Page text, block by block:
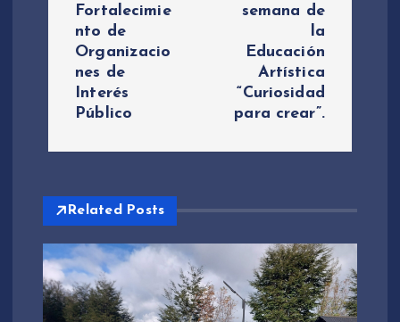
n
d
e
Fortalecimie
nto de
Organizacio
nes de
Interés
Público
semana de
la
Educación
Artística
“Curiosidad
para crear”.
Related Posts